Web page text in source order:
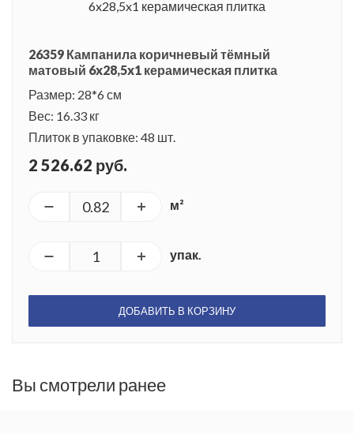
26359 Кампанила коричневый тёмный
матовый 6x28,5x1 керамическая плитка
Размер: 28*6 см
Вес: 16.33 кг
Плиток в упаковке: 48 шт.
2 526.62 руб.
м²
упак.
ДОБАВИТЬ В КОРЗИНУ
Вы смотрели ранее